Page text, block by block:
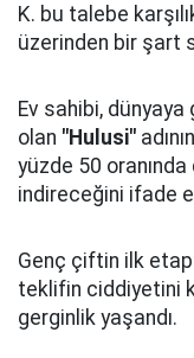
K. bu talebe
üzerinden bir şart
Ev sahibi,
olan "Hulusi"
yüzde 50
indireceğini ifade
Genç çiftin ilk
teklifin ciddiyetini
gerginlik yaşandı.